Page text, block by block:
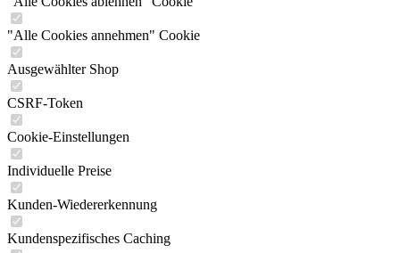
"Alle Cookies annehmen" Cookie
Ausgewählter Shop
CSRF-Token
Cookie-Einstellungen
Individuelle Preise
Kunden-Wiedererkennung
Kundenspezifisches Caching